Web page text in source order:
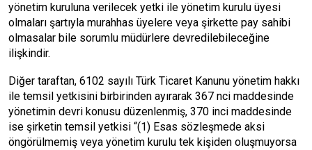
yönetim kuruluna verilecek yetki ile yönetim kurulu üyesi
olmaları şartıyla murahhas üyelere veya şirkette pay sahibi
olmasalar bile sorumlu müdürlere devredilebileceğine
ilişkindir.
Diğer taraftan, 6102 sayılı Türk Ticaret Kanunu yönetim hakkı
ile temsil yetkisini birbirinden ayırarak 367 nci maddesinde
yönetimin devri konusu düzenlenmiş, 370 inci maddesinde
ise şirketin temsil yetkisi “(1) Esas sözleşmede aksi
öngörülmemiş veya yönetim kurulu tek kişiden oluşmuyorsa